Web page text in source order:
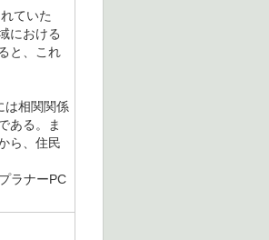
ていた
における
と、これ
は相関関係
ある。ま
ら、住民
ラナーPC